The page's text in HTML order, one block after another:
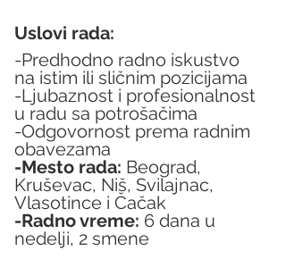
Uslovi rada:
-Predhodno radno iskustvo
na istim ili sličnim pozicijama
-Ljubaznost i profesionalnost
u radu sa potrošačima
-Odgovornost prema radnim
obavezama
-Mesto rada: Beograd,
Kruševac, Niš, Svilajnac,
Vlasotince i Čačak
-Radno vreme: 6 dana u
nedelji, 2 smene